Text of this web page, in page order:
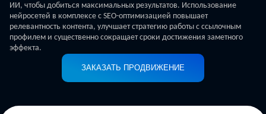
ИИ, чтобы добиться максимальных результатов. Использование
нейросетей в комплексе с SEO-оптимизацией повышает
релевантность контента, улучшает стратегию работы с ссылочным
профилем и существенно сокращает сроки достижения заметного
эффекта.
ЗАКАЗАТЬ ПРОДВИЖЕНИЕ